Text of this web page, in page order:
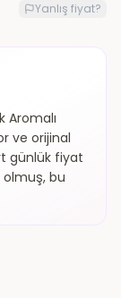
Yanlış fiyat?
Aromalı
ve orijinal
günlük fiyat
bu